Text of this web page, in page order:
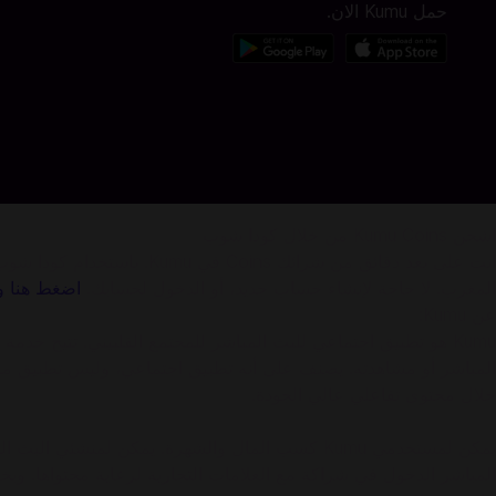
حمل Kumu الان.